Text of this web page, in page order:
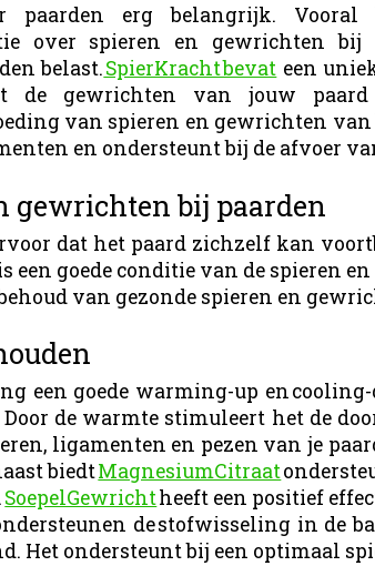
paarden erg belangrijk.
over spieren en gewrichten bij
belast.SpierKracht bevat een
de gewrichten van jouw
van spieren en gewrichten
en ondersteunt bij de afvoer
gewrichten bij paarden
dat het paard zichzelf kan
een goede conditie van de spieren
van gezonde spieren en
een goede warming-up en
de warmte stimuleert het de
ligamenten en pezen van je
biedtMagnesiumCitraat
SoepelGewrichtheeft een positief
de stofwisseling in de
Het ondersteunt bij een optimaal